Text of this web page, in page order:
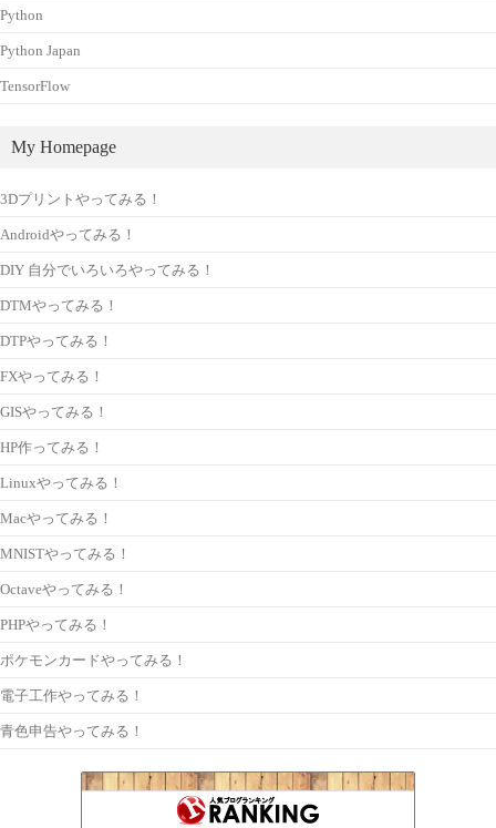
Python
Python Japan
TensorFlow
My Homepage
3Dプリントやってみる！
Androidやってみる！
DIY 自分でいろいろやってみる！
DTMやってみる！
DTPやってみる！
FXやってみる！
GISやってみる！
HP作ってみる！
Linuxやってみる！
Macやってみる！
MNISTやってみる！
Octaveやってみる！
PHPやってみる！
ポケモンカードやってみる！
電子工作やってみる！
青色申告やってみる！